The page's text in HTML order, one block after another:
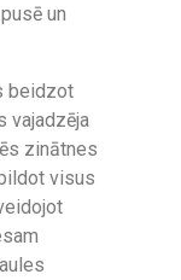
un
beidzot
vajadzēja
zinātnes
visus